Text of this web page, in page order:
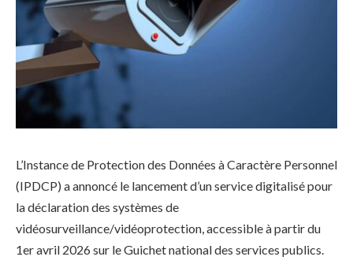
L’Instance de Protection des Données à Caractère Personnel
(IPDCP) a annoncé le lancement d’un service digitalisé pour
la déclaration des systèmes de
vidéosurveillance/vidéoprotection, accessible à partir du
1er avril 2026 sur le Guichet national des services publics.